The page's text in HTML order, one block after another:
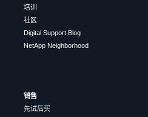
培训
社区
Digital Support Blog
NetApp Neighborhood
销售
先试后买